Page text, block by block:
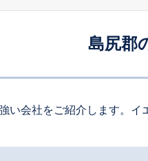
島尻郡
い会社をご紹介します。イ